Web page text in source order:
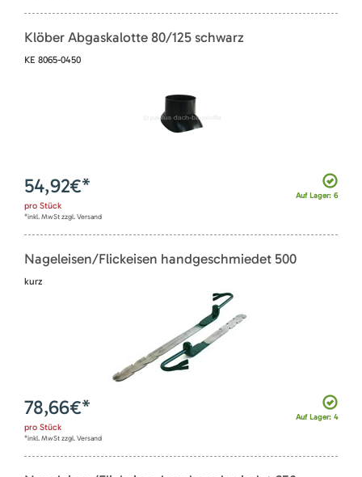
Klöber Abgaskalotte 80/125 schwarz
KE 8065-0450
Auf Lager: 6
54,92€*
pro Stück
*inkl. MwSt zzgl. Versand
Nageleisen/Flickeisen handgeschmiedet 500
kurz
Auf Lager: 4
78,66€*
pro Stück
*inkl. MwSt zzgl. Versand